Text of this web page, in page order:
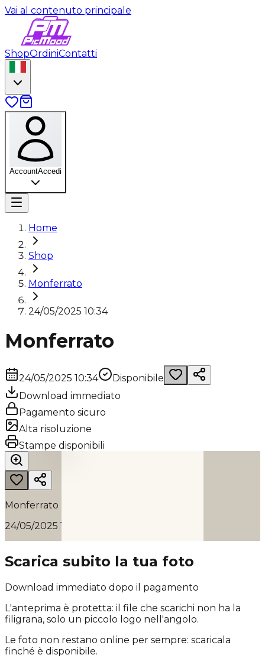
Vai al contenuto principale
ShopOrdiniContatti
AccountAccedi
Home
Shop
Monferrato
24/05/2025 10:34
Monferrato
24/05/2025 10:34
Disponibile
Download immediato
Pagamento sicuro
Alta risoluzione
Stampe disponibili
Monferrato
24/05/2025 10:34
Scarica subito la tua foto
Download immediato dopo il pagamento
L'anteprima è protetta: il file che scarichi non ha la
filigrana, solo un piccolo logo nell'angolo.
Le foto non restano online per sempre: scaricala
finché è disponibile.